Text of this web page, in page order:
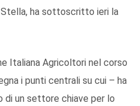
Stella, ha sottoscritto ieri la
Italiana Agricoltori nel corso
i punti centrali su cui – ha
di un settore chiave per lo